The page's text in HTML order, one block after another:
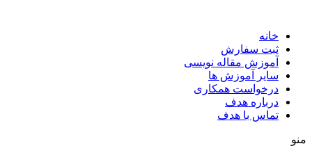
خانه
ثبت سفارش
آموزش مقاله نویسی
سایر آموزش ها
درخواست همکاری
درباره هدف
تماس با هدف
منو